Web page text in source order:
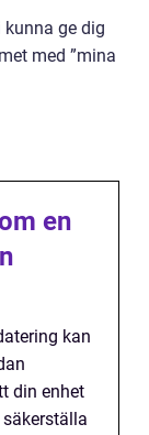
ge dig
med ”mina
en
kan
din enhet